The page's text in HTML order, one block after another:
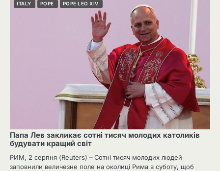
ITALY POPE POPE LEO XIV
Папа Лев закликає сотні тисяч молодих католиків
будувати кращий світ
РИМ, 2 серпня (Reuters) – Сотні тисяч молодих людей
заповнили величезне поле на околиці Рима в суботу, щоб